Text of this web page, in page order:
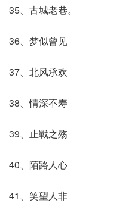
35、古城老巷。
36、梦似曾见
37、北风承欢
38、情深不寿
39、止戰之殇
40、陌路人心
41、笑望人非